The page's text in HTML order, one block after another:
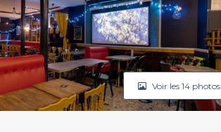
Voir les 14 photos